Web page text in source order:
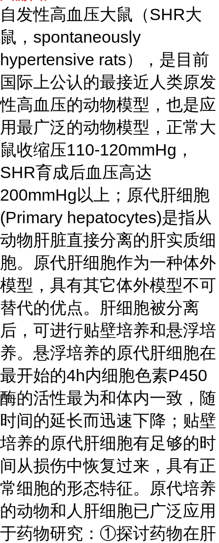
自发性高血压大鼠（SHR大
鼠，spontaneously
hypertensive rats），是目前
国际上公认的最接近人类原发
性高血压的动物模型，也是应
用最广泛的动物模型，正常大
鼠收缩压110-120mmHg，
SHR育成后血压高达
200mmHg以上；原代肝细胞
(Primary hepatocytes)是指从
动物肝脏直接分离的肝实质细
胞。原代肝细胞作为一种体外
模型，具有其它体外模型不可
替代的优点。肝细胞被分离
后，可进行贴壁培养和悬浮培
养。悬浮培养的原代肝细胞在
最开始的4h内细胞色素P450
酶的活性最为和体内一致，随
时间的延长而迅速下降；贴壁
培养的原代肝细胞有足够的时
间从损伤中恢复过来，具有正
常细胞的形态特征。原代培养
的动物和人肝细胞已广泛应用
于药物研究：①探讨药物在肝